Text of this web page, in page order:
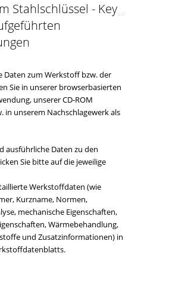
Stahlschlüssel - Key
Daten zum Werkstoff bzw. der
Sie in unserer browserbasierten
unserer CD-ROM
in unserem Nachschlagewerk als
ausführliche Daten zu den
Sie bitte auf die jeweilige
Werkstoffdaten (wie
Kurzname, Normen,
mechanische Eigenschaften,
Wärmebehandlung,
und Zusatzinformationen) in